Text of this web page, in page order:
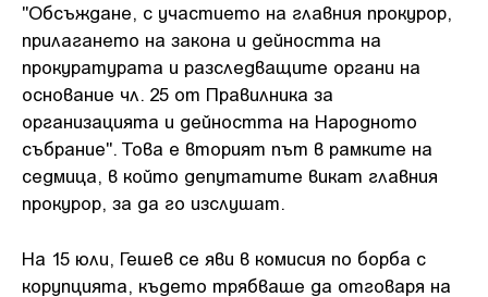
"Обсъждане, с участието на главния прокурор,
прилагането на закона и дейността на
прокуратурата и разследващите органи на
основание чл. 25 от Правилника за
организацията и дейността на Народното
събрание". Това е вторият път в рамките на
седмица, в който депутатите викат главния
прокурор, за да го изслушат.
На 15 юли, Гешев се яви в комисия по борба с
корупцията, където трябваше да отговаря на